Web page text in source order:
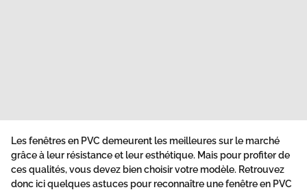
Les fenêtres en PVC demeurent les meilleures sur le marché
grâce à leur résistance et leur esthétique. Mais pour profiter de
ces qualités, vous devez bien choisir votre modèle. Retrouvez
donc ici quelques astuces pour reconnaître une fenêtre en PVC